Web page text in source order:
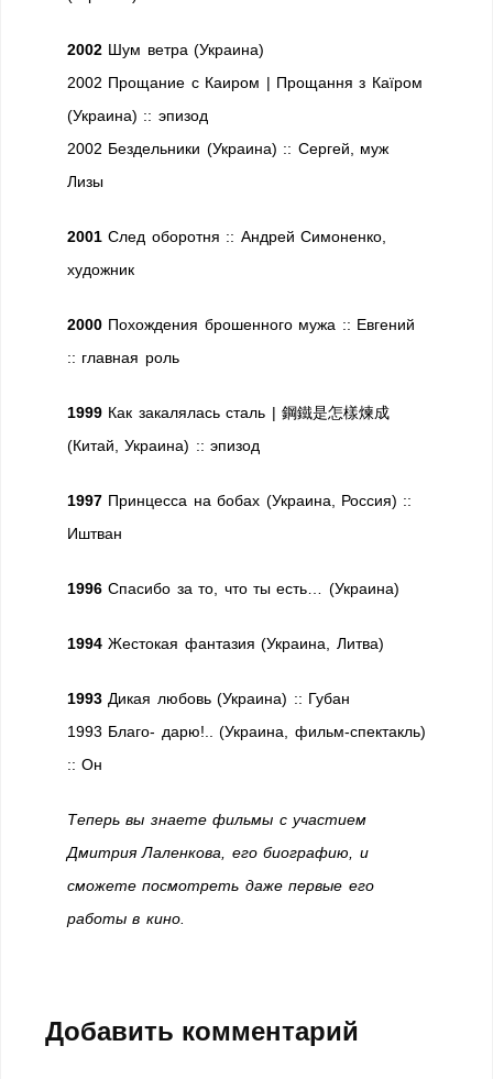
2002 Шум ветра (Украина)
2002 Прощание с Каиром | Прощання з Каїром
(Украина) :: эпизод
2002 Бездельники (Украина) :: Сергей, муж
Лизы
2001 След оборотня :: Андрей Симоненко,
художник
2000 Похождения брошенного мужа :: Евгений
:: главная роль
1999 Как закалялась сталь | 鋼鐵是怎樣煉成
(Китай, Украина) :: эпизод
1997 Принцесса на бобах (Украина, Россия) ::
Иштван
1996 Спасибо за то, что ты есть… (Украина)
1994 Жестокая фантазия (Украина, Литва)
1993 Дикая любовь (Украина) :: Губан
1993 Благо- дарю!.. (Украина, фильм-спектакль)
:: Он
Теперь вы знаете фильмы с участием
Дмитрия Лаленкова, его биографию, и
сможете посмотреть даже первые его
работы в кино.
Добавить комментарий